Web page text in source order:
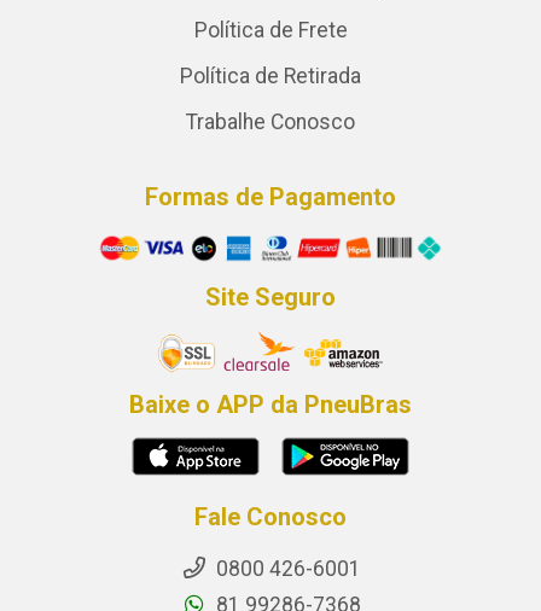
Política de Frete
Política de Retirada
Trabalhe Conosco
Formas de Pagamento
Site Seguro
Baixe o APP da PneuBras
Fale Conosco
0800 426-6001
81 99286-7368